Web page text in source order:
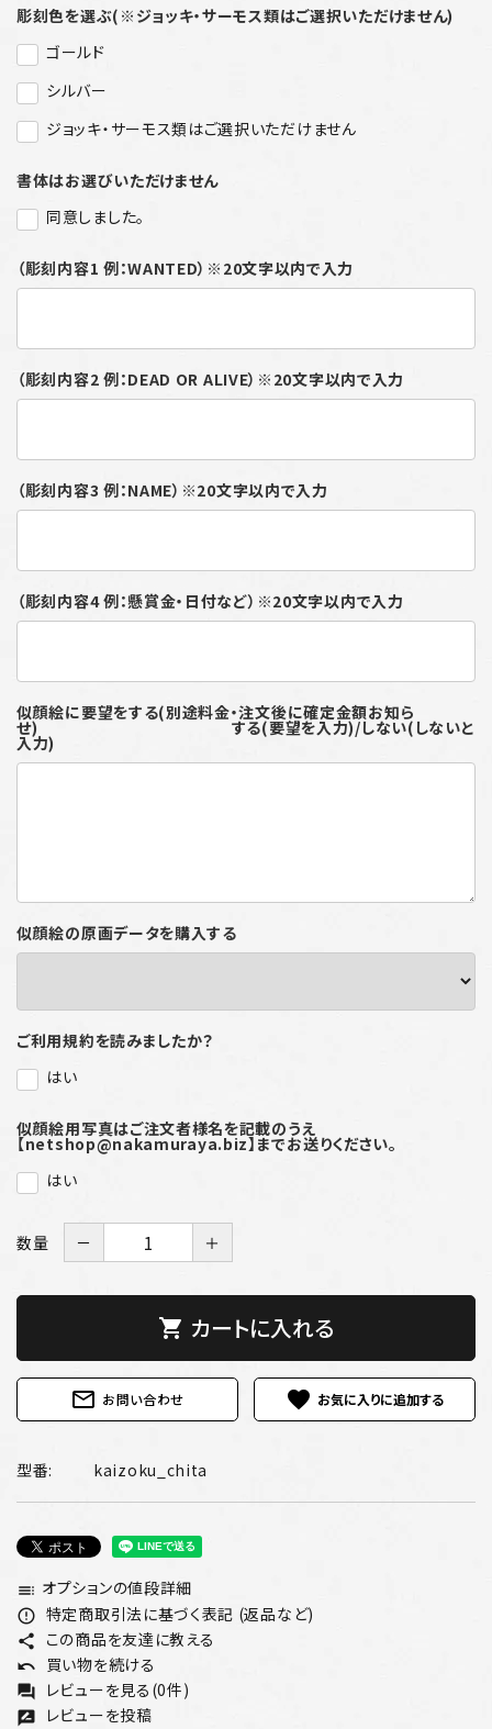
彫刻色を選ぶ(※ジョッキ・サーモス類はご選択いただけません)
ゴールド
シルバー
ジョッキ・サーモス類はご選択いただけません
書体はお選びいただけません
同意しました。
（彫刻内容1 例：WANTED）※20文字以内で入力
（彫刻内容2 例：DEAD OR ALIVE）※20文字以内で入力
（彫刻内容3 例：NAME）※20文字以内で入力
（彫刻内容4 例：懸賞金・日付など）※20文字以内で入力
似顔絵に要望をする(別途料金・注文後に確定金額お知ら
せ) する(要望を入力)/しない(しないと
入力)
似顔絵の原画データを購入する
ご利用規約を読みましたか？
はい
似顔絵用写真はご注文者様名を記載のうえ
【netshop@nakamuraya.biz】までお送りください。
はい
数量 － ＋
shopping_cart カートに入れる
mail_outline お問い合わせ favorite
型番: kaizoku_chita
toc オプションの値段詳細
error_outline 特定商取引法に基づく表記 (返品など)
share この商品を友達に教える
undo 買い物を続ける
forum レビューを見る(0件)
rate_review レビューを投稿